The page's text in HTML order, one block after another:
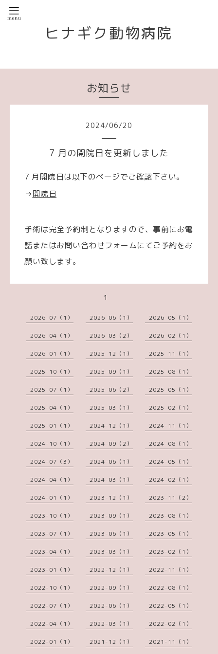
ヒナギク動物病院
お知らせ
2024/06/20
7 月の開院日を更新しました
7 月開院日は以下のページでご確認下さい。
→開院日
手術は完全予約制となりますので、事前にお電
話またはお問い合わせフォームにてご予約をお
願い致します。
1
2026-07（1） 2026-06（1） 2026-05（1）
2026-04（1） 2026-03（2） 2026-02（1）
2026-01（1） 2025-12（1） 2025-11（1）
2025-10（1） 2025-09（1） 2025-08（1）
2025-07（1） 2025-06（2） 2025-05（1）
2025-04（1） 2025-03（1） 2025-02（1）
2025-01（1） 2024-12（1） 2024-11（1）
2024-10（1） 2024-09（2） 2024-08（1）
2024-07（3） 2024-06（1） 2024-05（1）
2024-04（1） 2024-03（1） 2024-02（1）
2024-01（1） 2023-12（1） 2023-11（2）
2023-10（1） 2023-09（1） 2023-08（1）
2023-07（1） 2023-06（1） 2023-05（1）
2023-04（1） 2023-03（1） 2023-02（1）
2023-01（1） 2022-12（1） 2022-11（1）
2022-10（1） 2022-09（1） 2022-08（1）
2022-07（1） 2022-06（1） 2022-05（1）
2022-04（1） 2022-03（1） 2022-02（1）
2022-01（1） 2021-12（1） 2021-11（1）